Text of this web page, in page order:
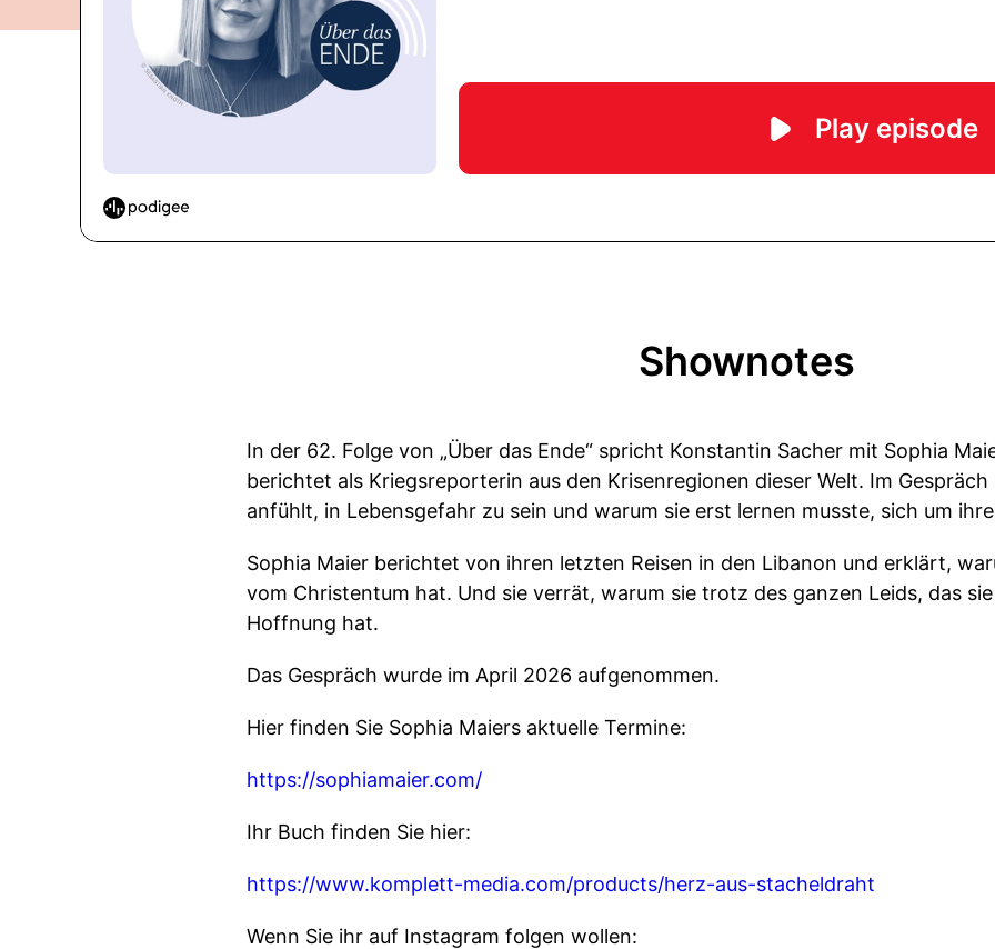
Shownotes
In der 62. Folge von „Über das Ende“ spricht Konstantin Sacher mit Sophia
berichtet als Kriegsreporterin aus den Krisenregionen dieser Welt. Im
anfühlt, in Lebensgefahr zu sein und warum sie erst lernen musste, sich um
Sophia Maier berichtet von ihren letzten Reisen in den Libanon und erklärt,
vom Christentum hat. Und sie verrät, warum sie trotz des ganzen Leids, das
Hoffnung hat.
Das Gespräch wurde im April 2026 aufgenommen.
Hier finden Sie Sophia Maiers aktuelle Termine:
https://sophiamaier.com/
Ihr Buch finden Sie hier:
https://www.komplett-media.com/products/herz-aus-stacheldraht
Wenn Sie ihr auf Instagram folgen wollen: